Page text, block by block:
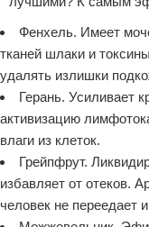
Фенхель. Имеет
тканей шлаки и
удалять излишки
Герань. Усиливает
активизацию
влаги из клеток.
Грейпфрут.
избавляет от отеков.
человек не переедает